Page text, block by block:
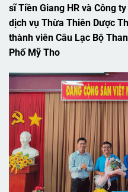
sĩ Tiền Giang HR và Công
dịch vụ Thừa Thiên Dược
thành viên Câu Lạc Bộ
Phố Mỹ Tho